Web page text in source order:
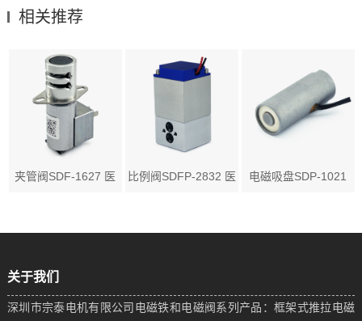
相关推荐
夹管阀SDF-1627 医 比例阀SDFP-2832 医 电磁吸盘SDP-1021
关于我们
深圳市宗泰电机有限公司电磁铁和电磁阀系列产品：框架式推拉电磁